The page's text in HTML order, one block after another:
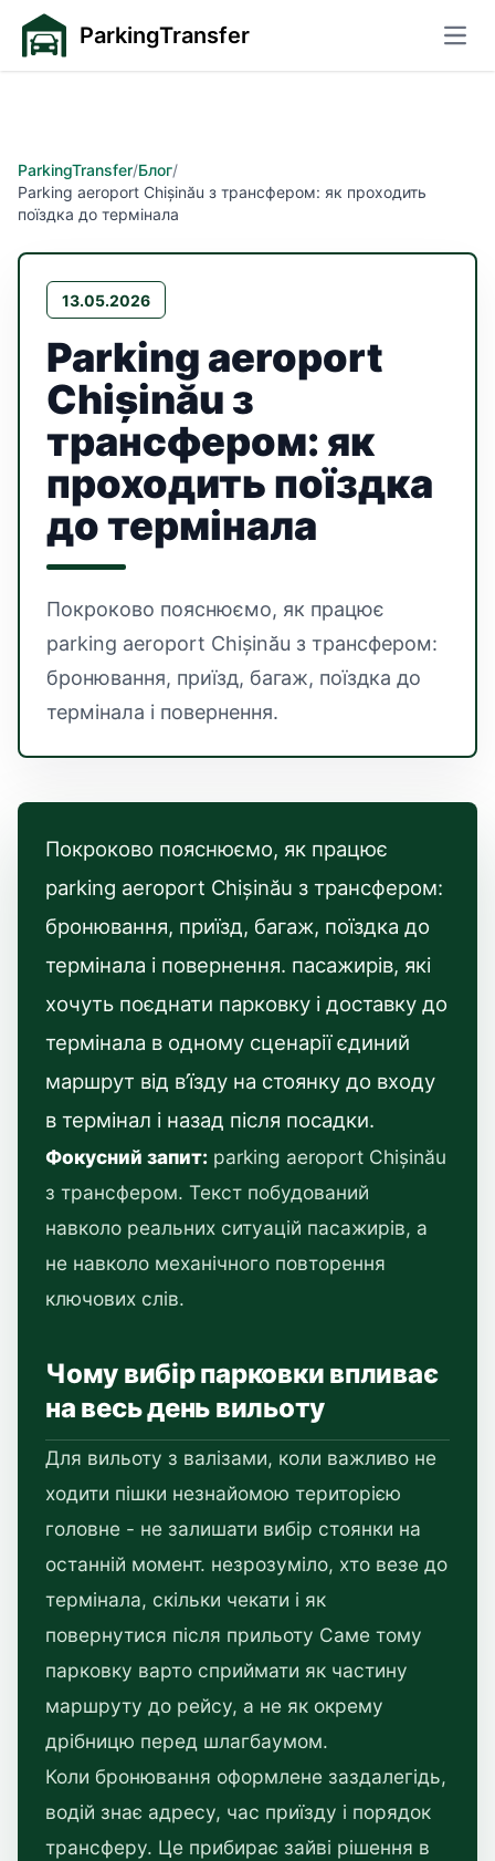
ParkingTransfer
ParkingTransfer/Блог/
Parking aeroport Chișinău з трансфером: як проходить
поїздка до термінала
13.05.2026
Parking aeroport
Chișinău з
трансфером: як
проходить поїздка
до термінала
Покроково пояснюємо, як працює
parking aeroport Chișinău з трансфером:
бронювання, приїзд, багаж, поїздка до
термінала і повернення.
Покроково пояснюємо, як працює
parking aeroport Chișinău з трансфером:
бронювання, приїзд, багаж, поїздка до
термінала і повернення. пасажирів, які
хочуть поєднати парковку і доставку до
термінала в одному сценарії єдиний
маршрут від в’їзду на стоянку до входу
в термінал і назад після посадки.
Фокусний запит: parking aeroport Chișinău
з трансфером. Текст побудований
навколо реальних ситуацій пасажирів, а
не навколо механічного повторення
ключових слів.
Чому вибір парковки впливає
на весь день вильоту
Для вильоту з валізами, коли важливо не
ходити пішки незнайомою територією
головне - не залишати вибір стоянки на
останній момент. незрозуміло, хто везе до
термінала, скільки чекати і як
повернутися після прильоту Саме тому
парковку варто сприймати як частину
маршруту до рейсу, а не як окрему
дрібницю перед шлагбаумом.
Коли бронювання оформлене заздалегідь,
водій знає адресу, час приїзду і порядок
трансферу. Це прибирає зайві рішення в